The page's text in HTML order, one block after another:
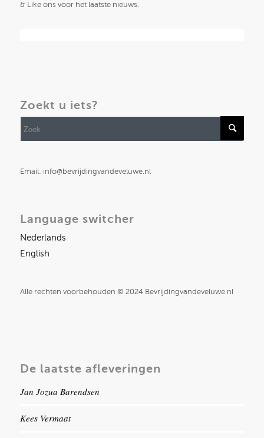
& Like ons voor het laatste nieuws.
Zoekt u iets?
Email: info@bevrijdingvandeveluwe.nl
Language switcher
Nederlands
English
Alle rechten voorbehouden © 2024 Bevrijdingvandeveluwe.nl
De laatste afleveringen
Jan Jozua Barendsen
Kees Vermaat